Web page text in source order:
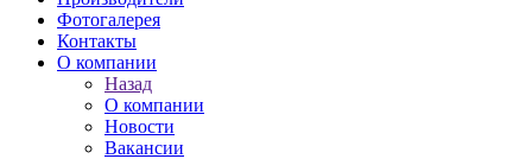
Фотогалерея
Контакты
О компании
Назад
О компании
Новости
Вакансии